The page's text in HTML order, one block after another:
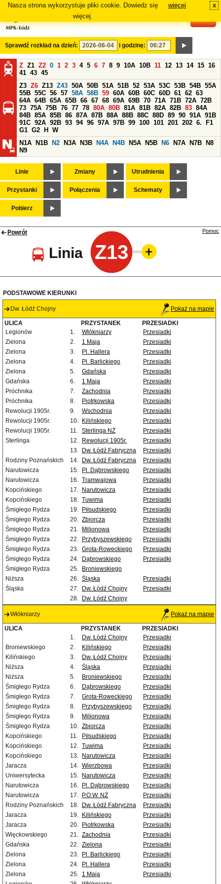
Nasza strona wykorzystuje pliki cookie. Dowiedz się
więcej.
więcej x
Sprawdź rozkład na dzień: i godzinę:
Z Z1 Z2 0 1 2 3 4 5 6 7 8 9 10A 10B 11 12 13 14 15 16
41 43 45
Z3 Z6 Z13 Z43 50A 50B 51A 51B 52 53A 53C 53B 54B 55A
55B 55C 56 57 58A 58B 59 60A 60B 60C 60D 61 62 63
64A 64B 65A 65B 66 67 68 69A 69B 70 71A 71B 72A 72B
73 75A 75B 76 77 78 80A 80B 81A 81B 82A 82B 83 84A
84B 85A 85B 86 87A 87B 88A 88B 88C 88D 89 90 91A 91B
91C 92A 92B 93 94 96 97A 97B 99 100 101 201 202 6.
F1
G1 G2 H
W
N1A
N1B N2 N3A N3B N4A N4B N5A N5B N6 N7A N7B
N8
N9
Linie Zmiany Utrudnienia
Przystanki Połączenia Schematy
Pobierz
Powrót
Linia Z13
Pomoc
PODSTAWOWE KIERUNKI
Dw. Łódź Chojny Pokaż na mapie
ULICA PRZYSTANEK
PRZESIADKI
Legionów
1. Włókniarzy
Przesiadki
Zielona
2. 1 Maja
Przesiadki
Zielona
3. Pl. Hallera
Przesiadki
Zielona
4. Pl. Barlickiego
Przesiadki
Zielona
5. Gdańska
Przesiadki
Gdańska
6. 1 Maja
Przesiadki
Próchnika
7. Zachodnia
Przesiadki
Próchnika
8. Piotrkowska
Przesiadki
Rewolucji 1905r.
9. Wschodnia
Przesiadki
Rewolucji 1905r.
10. Kilińskiego
Przesiadki
Rewolucji 1905r.
11. Sterlinga NŻ
Przesiadki
Sterlinga
12. Rewolucji 1905r.
Przesiadki
13.
Dw. Łódź Fabryczna
Przesiadki
Rodziny Poznańskich
14. Dw. Łódź Fabryczna
Przesiadki
Narutowicza
15. Pl. Dąbrowskiego
Przesiadki
Narutowicza
16. Tramwajowa
Przesiadki
Kopcińskiego
17. Narutowicza
Przesiadki
Kopcińskiego
18. Tuwima
Przesiadki
Śmigłego Rydza
19. Piłsudskiego
Przesiadki
Śmigłego Rydza
20. Zbiorcza
Przesiadki
Śmigłego Rydza
21. Milionowa
Przesiadki
Śmigłego Rydza
22. Przybyszewskiego
Przesiadki
Śmigłego Rydza
23. Grota-Roweckiego
Przesiadki
Śmigłego Rydza
24. Dąbrowskiego
Przesiadki
Śmigłego Rydza
25.
Broniewskiego
Niższa
26. Śląska
Przesiadki
Śląska
27. Dw. Łódź Chojny
Przesiadki
28.
Dw. Łódź Chojny
Włókniarzy Pokaż na mapie
ULICA PRZYSTANEK
PRZESIADKI
1.
Dw. Łódź Chojny
Przesiadki
Broniewskiego
2. Kilińskiego
Przesiadki
Kilińskiego
3. Dw. Łódź Chojny
Przesiadki
Niższa
4. Śląska
Przesiadki
Niższa
5. Broniewskiego
Przesiadki
Śmigłego Rydza
6. Dąbrowskiego
Przesiadki
Śmigłego Rydza
7. Grota-Roweckiego
Przesiadki
Śmigłego Rydza
8. Przybyszewskiego
Przesiadki
Śmigłego Rydza
9. Milionowa
Przesiadki
Śmigłego Rydza
10. Zbiorcza
Przesiadki
Kopcińskiego
11. Piłsudskiego
Przesiadki
Kopcińskiego
12. Tuwima
Przesiadki
Kopcińskiego
13. Narutowicza
Przesiadki
Jaracza
14. Wierzbowa
Przesiadki
Uniwersytecka
15. Narutowicza
Przesiadki
Narutowicza
16. Pl. Dąbrowskiego
Przesiadki
Narutowicza
17. P.O.W. NŻ
Przesiadki
Rodziny Poznańskich
18. Dw. Łódź Fabryczna
Przesiadki
Jaracza
19. Kilińskiego
Przesiadki
Jaracza
20. Piotrkowska
Przesiadki
Więckowskiego
21. Zachodnia
Przesiadki
Gdańska
22. Zielona
Przesiadki
Zielona
23. Pl. Barlickiego
Przesiadki
Zielona
24. Pl. Hallera
Przesiadki
Zielona
25. 1 Maja
Przesiadki